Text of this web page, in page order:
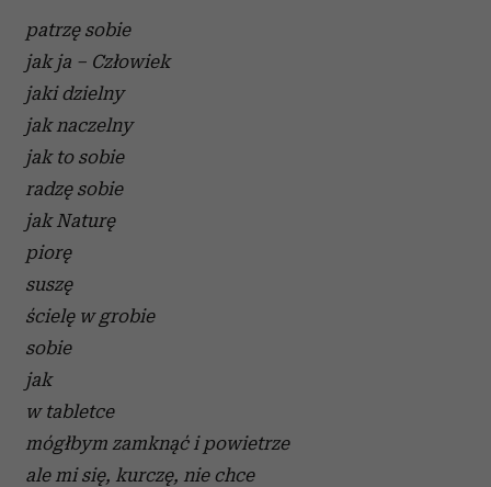
patrzę sobie
jak ja – Człowiek
jaki dzielny
jak naczelny
jak to sobie
radzę sobie
jak Naturę
piorę
suszę
ścielę w grobie
sobie
jak
w tabletce
mógłbym zamknąć i powietrze
ale mi się, kurczę, nie chce